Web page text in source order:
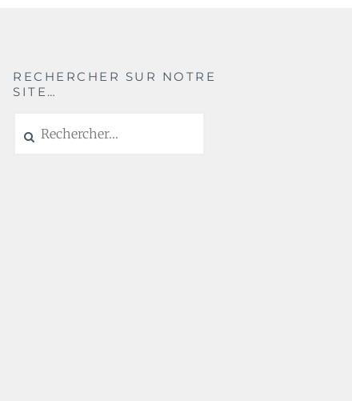
RECHERCHER SUR NOTRE
SITE…